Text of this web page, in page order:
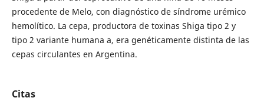
procedente de Melo, con diagnóstico de síndrome urémico
hemolítico. La cepa, productora de toxinas Shiga tipo 2 y
tipo 2 variante humana a, era genéticamente distinta de las
cepas circulantes en Argentina.
Citas